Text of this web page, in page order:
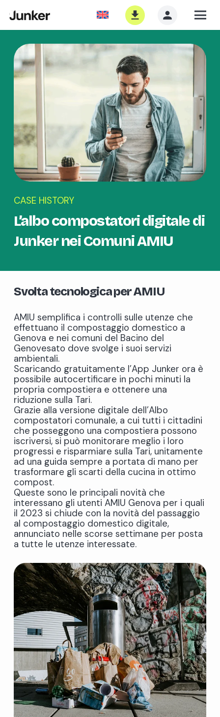
CASE HISTORY
L’albo compostatori digitale di
Junker nei Comuni AMIU
Svolta tecnologica per AMIU
AMIU semplifica i controlli sulle utenze che
effettuano il compostaggio domestico a
Genova e nei comuni del Bacino del
Genovesato dove svolge i suoi servizi
ambientali.
Scaricando gratuitamente l’App Junker ora è
possibile autocertificare in pochi minuti la
propria compostiera e ottenere una
riduzione sulla Tari.
Grazie alla versione digitale dell’Albo
compostatori comunale, a cui tutti i cittadini
che posseggono una compostiera possono
iscriversi, si può monitorare meglio i loro
progressi e risparmiare sulla Tari, unitamente
ad una guida sempre a portata di mano per
trasformare gli scarti della cucina in ottimo
compost.
Queste sono le principali novità che
interessano gli utenti AMIU Genova per i quali
il 2023 si chiude con la novità del passaggio
al compostaggio domestico digitale,
annunciato nelle scorse settimane per posta
a tutte le utenze interessate.